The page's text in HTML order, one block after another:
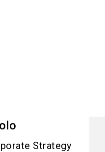
Strategy